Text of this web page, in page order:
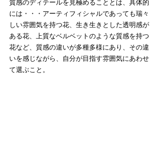
質感のディテールを見極めることとは、具体的
には・・・アーティフィシャルであっても瑞々
しい雰囲気を持つ花、生き生きとした透明感が
ある花、上質なベルベットのような質感を持つ
花など、質感の違いが多種多様にあり、その違
いを感じながら、自分が目指す雰囲気にあわせ
て選ぶこと。